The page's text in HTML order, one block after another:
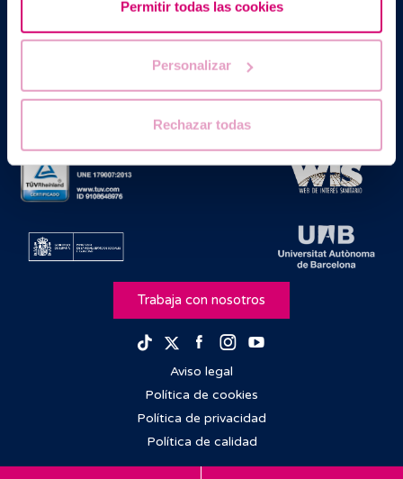
Permitir todas las cookies
Personalizar
Rechazar todas
Trabaja con nosotros
TikTokTwitterFacebook
Instagram
Aviso legal
Política de cookies
Política de privacidad
Política de calidad